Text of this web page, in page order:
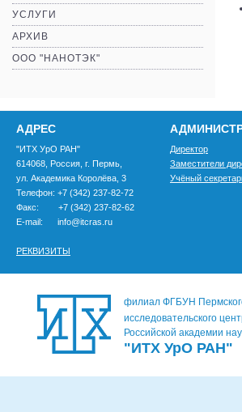
УСЛУГИ
АРХИВ
ООО "НАНОТЭК"
АДРЕС
"ИТХ УрО РАН"
614068, Россия, г. Пермь,
ул. Академика Королёва, 3
Телефон: +7 (342) 237-82-72
Факс: +7 (342) 237-82-62
E-mail: info@itcras.ru
РЕКВИЗИТЫ
Директор
Заместители
Учёный
филиал ФГБУН
исследовательского
Российской академии
"ИТХ УрО РАН"